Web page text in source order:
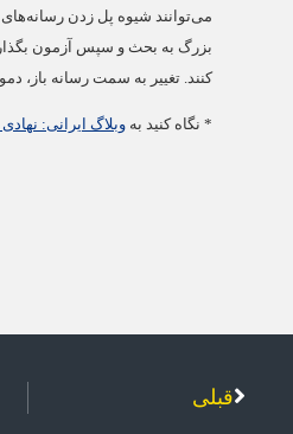
می‌توانند شیوه پل زدن رسانه‌های
بزرگ به بحث و سپس آزمون
کنند. تغییر به سمت رسانه باز،
* نگاه کنید به وبلاگ ایرانی:
قبلی